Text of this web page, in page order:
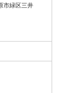
市緑区三井